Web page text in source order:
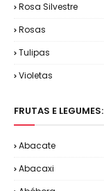
Rosa Silvestre
Rosas
Tulipas
Violetas
FRUTAS E LEGUMES:
Abacate
Abacaxi